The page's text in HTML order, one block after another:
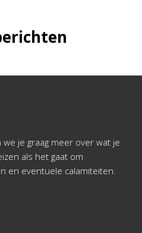
je graag meer over wat je
als het gaat om
en eventuele calamiteiten.